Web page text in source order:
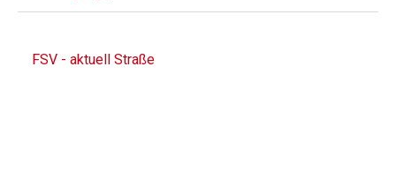
FSV - aktuell Straße